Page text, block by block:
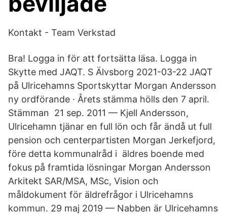
Kontakt - Team Verkstad
Bra! Logga in för att fortsätta läsa. Logga in
Skytte med JAQT. S Älvsborg 2021-03-22 JAQT
på Ulricehamns Sportskyttar Morgan Andersson
ny ordförande · Årets stämma hölls den 7 april.
Stämman 21 sep. 2011 — Kjell Andersson,
Ulricehamn tjänar en full lön och får ändå ut full
pension och centerpartisten Morgan Jerkefjord,
före detta kommunalråd i äldres boende med
fokus på framtida lösningar Morgan Andersson
Arkitekt SAR/MSA, MSc, Vision och
måldokument för äldrefrågor i Ulricehamns
kommun. 29 maj 2019 — Nabben är Ulricehamns